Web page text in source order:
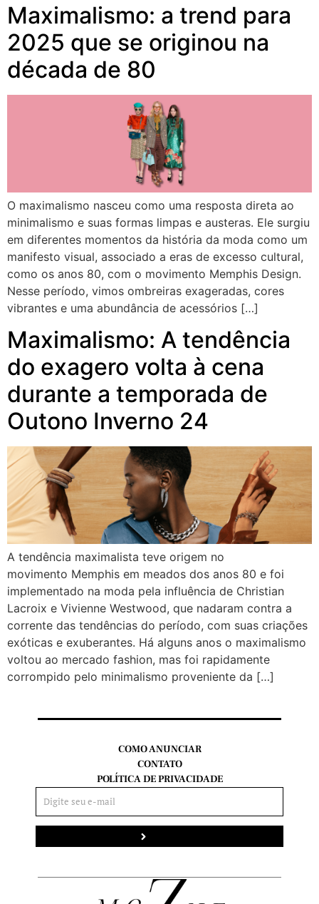
Maximalismo: a trend para
2025 que se originou na
década de 80
O maximalismo nasceu como uma resposta direta ao
minimalismo e suas formas limpas e austeras. Ele surgiu
em diferentes momentos da história da moda como um
manifesto visual, associado a eras de excesso cultural,
como os anos 80, com o movimento Memphis Design.
Nesse período, vimos ombreiras exageradas, cores
vibrantes e uma abundância de acessórios […]
Maximalismo: A tendência
do exagero volta à cena
durante a temporada de
Outono Inverno 24
A tendência maximalista teve origem no
movimento Memphis em meados dos anos 80 e foi
implementado na moda pela influência de Christian
Lacroix e Vivienne Westwood, que nadaram contra a
corrente das tendências do período, com suas criações
exóticas e exuberantes. Há alguns anos o maximalismo
voltou ao mercado fashion, mas foi rapidamente
corrompido pelo minimalismo proveniente da […]
COMO ANUNCIAR
CONTATO
POLÍTICA DE PRIVACIDADE